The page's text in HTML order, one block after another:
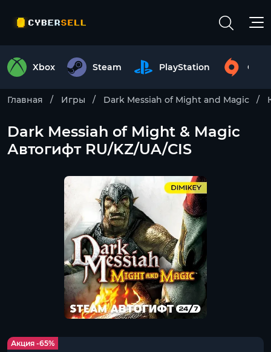
Xbox Steam PlayStation
Главная Игры Dark Messiah of Might and Magic
Dark Messiah of Might & Magic
Автогифт RU/KZ/UA/CIS
Акция -65%